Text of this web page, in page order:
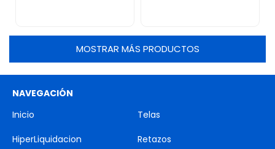
MOSTRAR MÁS PRODUCTOS
NAVEGACIÓN
Inicio
Telas
HiperLiquidacion
Retazos